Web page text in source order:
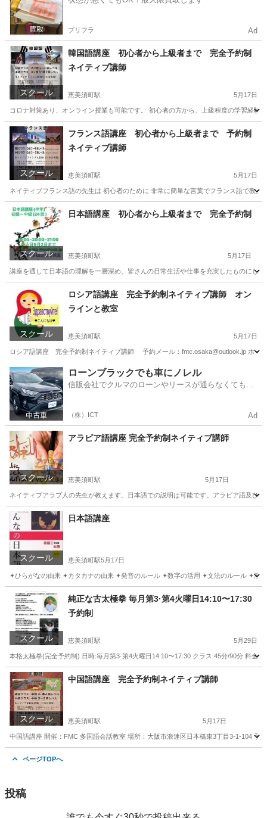
プリフラ Ad
スクール
韓国語講座 初心者から上級者まで 完全予約制
ネイティブ講師
恵美須町駅 5月17日
コロナ対策あり、オンライン授業も可能です。 初心者の方から、上級程度の学習経
大阪 大阪市 恵美須町駅 韓国語 マンツーマン
スクール
フランス語講座 初心者から上級者まで 予約制
ネイティブ講師
恵美須町駅 5月17日
ネイティブフランス語の先生は 初心者のために 非常に簡単な言葉でフランス語で教
大阪 大阪市 恵美須町駅 フランス語 コマ
スクール
日本語講座 初心者から上級者まで 完全予約制
恵美須町駅 5月17日
講座を通して日本語の理解を一層深め、皆さんの日常生活や仕事を充実したものにし
大阪 恵美須町駅 話し方 講座
スクール
ロシア語講座 完全予約制ネイティブ講師 オン
ラインと教室
恵美須町駅 5月17日
ロシア語講座 完全予約制ネイティブ講師 予約メール：fmc.osaka@outlook.jp ホー
大阪 大阪市 恵美須町駅 ロシア語 ロシア
ローンブラックでも車にノレル
信販会社でクルマのローンやリースが通らなくてもク
（株）ICT Ad
スクール
アラビア語講座 完全予約制ネイティブ講師
恵美須町駅 5月17日
ネイティブアラブ人の先生が教えます。日本語での説明は可能です。アラビア語及び
大阪 大阪市 恵美須町駅
スクール
日本語講座
恵美須町駅5月17日
✦ひらがなの由来 ✦カタカナの由来 ✦発音のルール ✦数字の活用 ✦文法のルール ✦漢
大阪 大阪市 恵美須町駅 日本語 講座
スクール
純正な古太極拳 毎月第3·第4火曜日14:10〜17:30
予約制
恵美須町駅 5月29日
本格太極拳(完全予約制) 日時:毎月第3·第4火曜日14:10〜17:30 クラス:45分/90分 料
大阪 大阪市 恵美須町駅 太極拳 功夫
スクール
中国語講座 完全予約制ネイティブ講師
恵美須町駅 5月17日
中国語講座 開催：FMC 多国語会話教室 場所：大阪市浪速区日本橋東3丁目3-1-104
ページTOPへ
投稿